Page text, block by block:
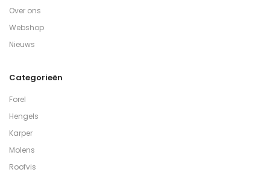
Over ons
Webshop
Nieuws
Categorieën
Forel
Hengels
Karper
Molens
Roofvis